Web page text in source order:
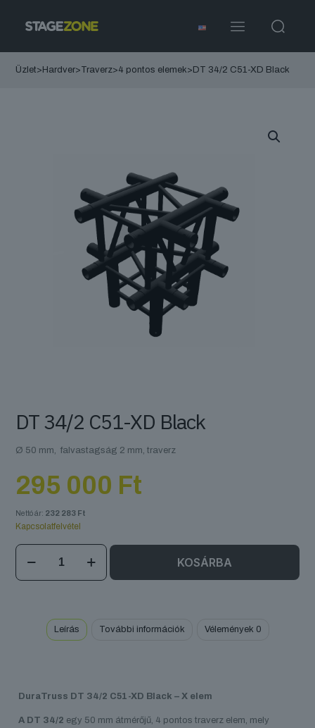
Üzlet> Hardver>Traverz>4 pontos elemek> DT 34/2 C51-XD Black
DT 34/2 C51-XD Black
Ø 50 mm, falvastagság 2 mm, traverz
295 000 Ft
Nettó ár: 232 283 Ft
Kapcsolatfelvétel
DT
34/2
C51-
mennyiség
KOSÁRBA
Leírás További információk Vélemények 0
DuraTruss DT 34/2 C51-XD Black – X elem
A DT 34/2 egy 50 mm átmérőjű, 4 pontos traverz elem, mely